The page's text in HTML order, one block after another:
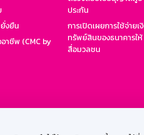
งยืน
าชีพ (CMC by
ประกัน
การเปิดเผยการใช้จ่ายเ
ทรัพย์สินของธนาคารให้
สื่อมวลชน